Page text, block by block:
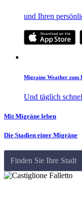
und Ihren
Migraine Weather zum
Und täglich
Mit Migräne leben
Die Stadien einer Migräne
Finden Sie Ihre Stadt